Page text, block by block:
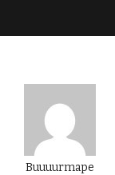
Buuuurmape